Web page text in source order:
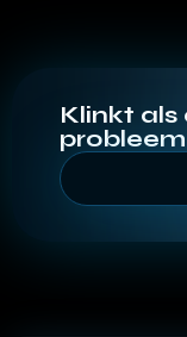
Klinkt